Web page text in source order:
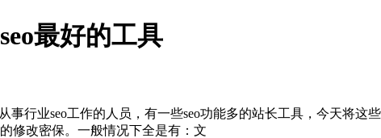
最好的工具
行业seo工作的人员，有一些seo功能多的站长工具，今天将
修改密保。一般情况下全是有：文